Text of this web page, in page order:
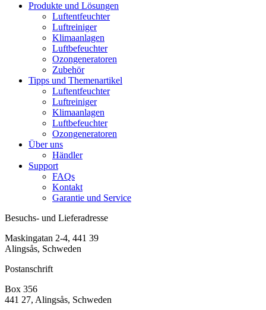
Produkte und Lösungen
Luftentfeuchter
Luftreiniger
Klimaanlagen
Luftbefeuchter
Ozongeneratoren
Zubehör
Tipps und Themenartikel
Luftentfeuchter
Luftreiniger
Klimaanlagen
Luftbefeuchter
Ozongeneratoren
Über uns
Händler
Support
FAQs
Kontakt
Garantie und Service
Besuchs- und Lieferadresse
Maskingatan 2-4, 441 39
Alingsås, Schweden
Postanschrift
Box 356
441 27, Alingsås, Schweden